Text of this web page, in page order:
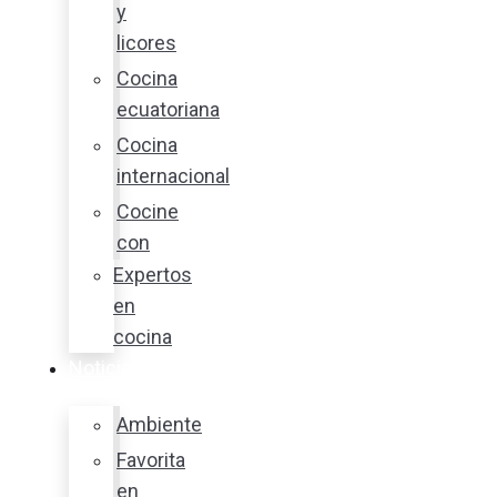
y
licores
Cocina
ecuatoriana
Cocina
internacional
Cocine
con
Expertos
en
cocina
Ambiente
Favorita
en